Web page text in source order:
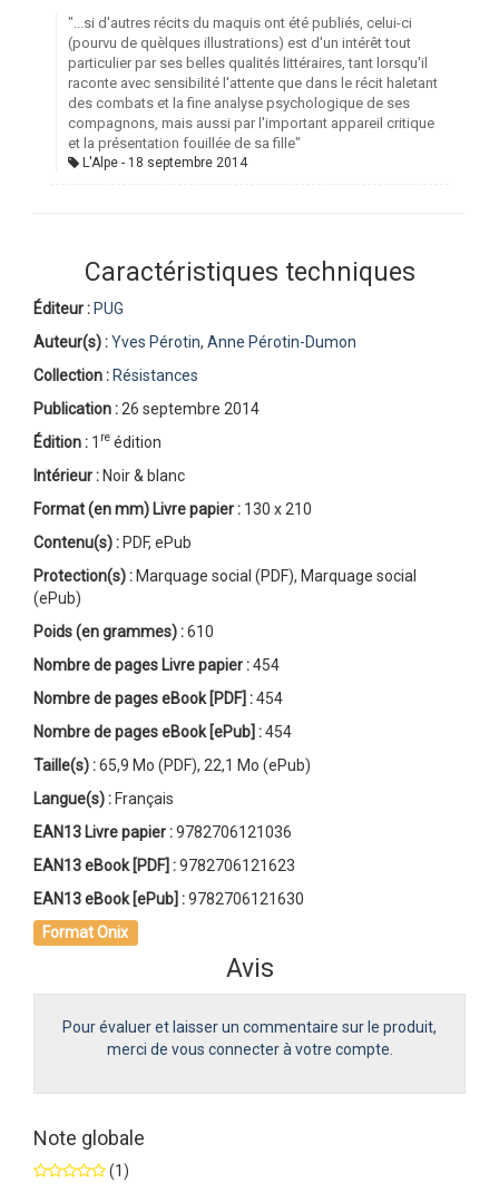
"...si d'autres récits du maquis ont été publiés, celui-ci
(pourvu de quèlques illustrations) est d'un intérêt tout
particulier par ses belles qualités littéraires, tant lorsqu'il
raconte avec sensibilité l'attente que dans le récit haletant
des combats et la fine analyse psychologique de ses
compagnons, mais aussi par l'important appareil critique
et la présentation fouillée de sa fille"
L'Alpe 18 septembre 2014
Caractéristiques techniques
Éditeur :PUG
Auteur(s) :Yves Pérotin, Anne Pérotin-Dumon
Collection :Résistances
Publication : 26 septembre 2014
Édition : 1 re édition
Intérieur :Noir & blanc
Format (en mm) Livre papier : 130 x 210
Contenu(s) :PDF, ePub
Protection(s) :Marquage social (PDF), Marquage social
(ePub)
Poids (en grammes) :610
Nombre de pages Livre papier :454
Nombre de pageseBook [PDF] :454
Nombre de pageseBook [ePub] :454
Taille(s) :65,9 Mo (PDF), 22,1 Mo (ePub)
Langue(s) :Français
EAN13 Livre papier :9782706121036
EAN13 eBook [PDF] :9782706121623
EAN13 eBook [ePub] :9782706121630
Format Onix
Avis
Pour évaluer et laisser un commentaire sur le produit,
merci de vous connecter à votre compte.
Note globale
(1)